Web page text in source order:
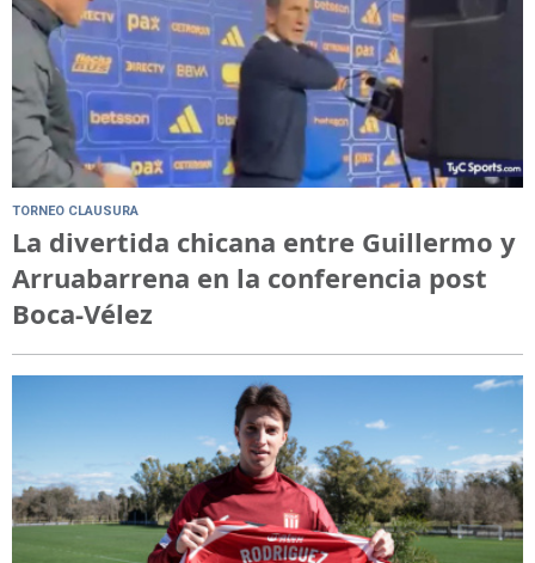
TORNEO CLAUSURA
La divertida chicana entre Guillermo y
Arruabarrena en la conferencia post
Boca-Vélez